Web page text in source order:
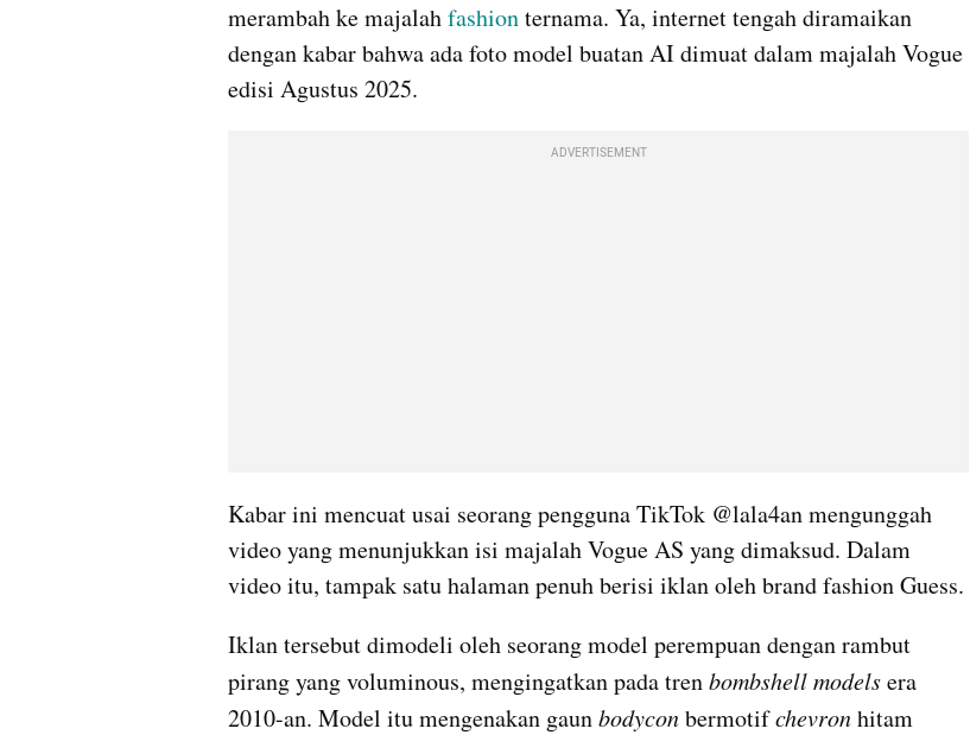
merambah ke majalah fashion ternama. Ya, internet tengah diramaikan
dengan kabar bahwa ada foto model buatan AI dimuat dalam majalah Vogue
edisi Agustus 2025.
ADVERTISEMENT
Kabar ini mencuat usai seorang pengguna TikTok @lala4an mengunggah
video yang menunjukkan isi majalah Vogue AS yang dimaksud. Dalam
video itu, tampak satu halaman penuh berisi iklan oleh brand fashion Guess.
Iklan tersebut dimodeli oleh seorang model perempuan dengan rambut
pirang yang voluminous, mengingatkan pada tren bombshell models era
2010-an. Model itu mengenakan gaun bodycon bermotif chevron hitam